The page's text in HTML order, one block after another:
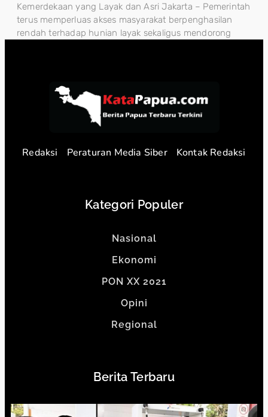
Kemerdekaan yang Layak dan Asri Jakarta – Pemerintah
terus memperluas akses masyarakat berpenghasilan
rendah terhadap hunian layak sekaligus mendorong
Redaksi Peraturan Media Siber Kontak Redaksi
Kategori Populer
Nasional
Ekonomi
PON XX 2021
Opini
Regional
Berita Terbaru